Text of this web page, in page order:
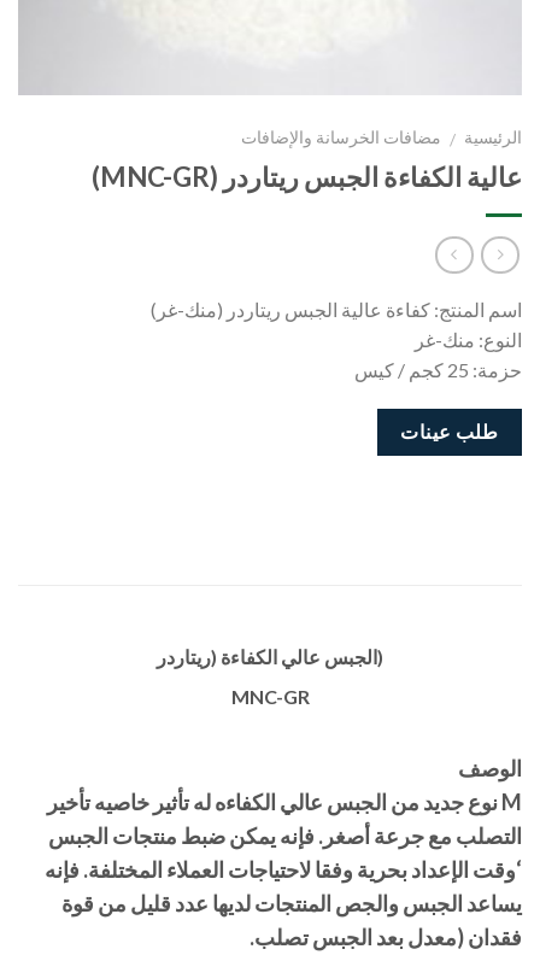
الرئيسية / مضافات الخرسانة والإضافات
عالية الكفاءة الجبس ريتاردر (MNC-GR)
اسم المنتج: كفاءة عالية الجبس ريتاردر (منك-غر)
النوع: منك-غر
حزمة: 25 كجم / كيس
طلب عينات
(الجبس عالي الكفاءة (ريتاردر
MNC-GR
الوصف
M نوع جديد من الجبس عالي الكفاءه له تأثير خاصيه تأخير
التصلب مع جرعة أصغر. فإنه يمكن ضبط منتجات الجبس
‘وقت الإعداد بحرية وفقا لاحتياجات العملاء المختلفة. فإنه
يساعد الجبس والجص المنتجات لديها عدد قليل من قوة
فقدان (معدل بعد الجبس تصلب.